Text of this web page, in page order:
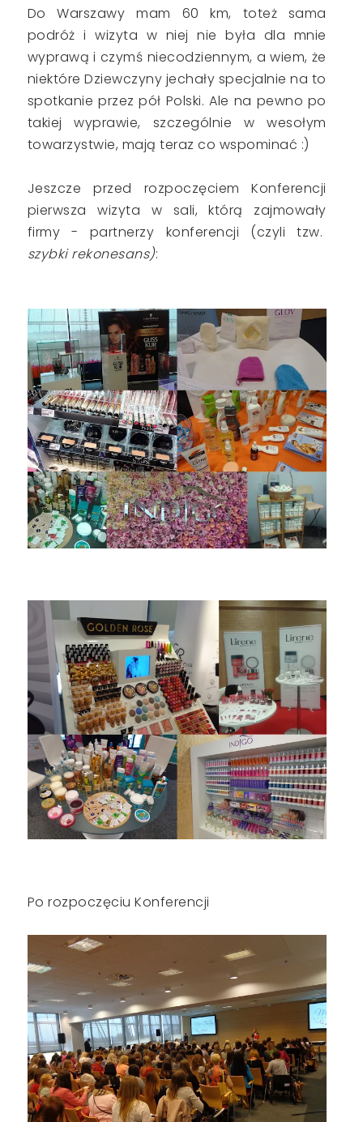
Do Warszawy mam 60 km, toteż sama
podróż i wizyta w niej nie była dla mnie
wyprawą i czymś niecodziennym, a wiem, że
niektóre Dziewczyny jechały specjalnie na to
spotkanie przez pół Polski. Ale na pewno po
takiej wyprawie, szczególnie w wesołym
towarzystwie, mają teraz co wspominać :)
Jeszcze przed rozpoczęciem Konferencji
pierwsza wizyta w sali, którą zajmowały
firmy - partnerzy konferencji (czyli tzw.
szybki rekonesans):
Po rozpoczęciu Konferencji